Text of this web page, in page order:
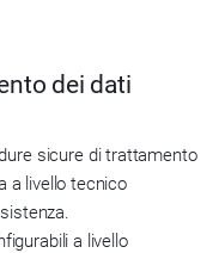
dei dati
sicure di trattamento
a livello tecnico
a livello